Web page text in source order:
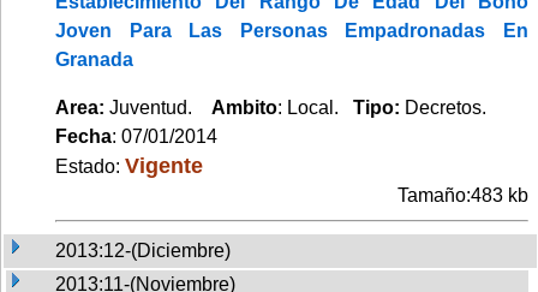
Joven Para Las Personas Empadronadas En
Granada
Area: Juventud. Ambito: Local. Tipo: Decretos.
Fecha: 07/01/2014
Estado: Vigente
Tamaño:483 kb
2013:12-(Diciembre)
2013:11-(Noviembre)